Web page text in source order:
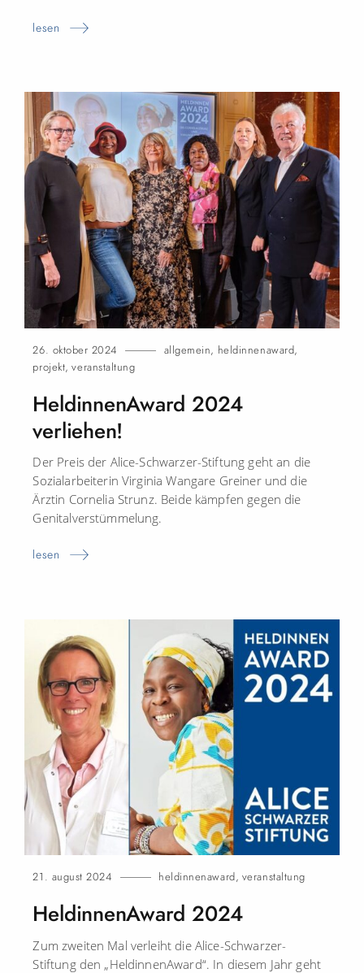
lesen
26. oktober 2024 allgemein, heldinnenaward,
projekt,veranstaltung
HeldinnenAward 2024
verliehen!
Der Preis der Alice-Schwarzer-Stiftung geht an die
Sozialarbeiterin Virginia Wangare Greiner und die
Ärztin Cornelia Strunz. Beide kämpfen gegen die
Genitalverstümmelung.
lesen
21. august 2024 heldinnenaward, veranstaltung
HeldinnenAward 2024
Zum zweiten Mal verleiht die Alice-Schwarzer-
Stiftung den „HeldinnenAward“. In diesem Jahr geht